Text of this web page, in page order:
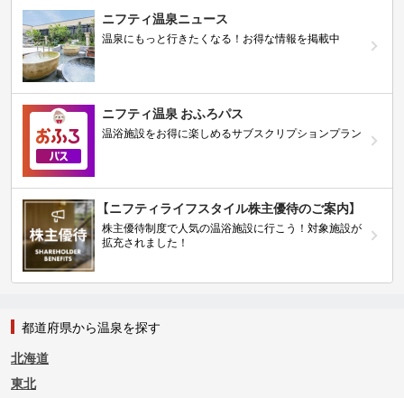
ニフティ温泉ニュース
温泉にもっと行きたくなる！お得な情報を掲載中
ニフティ温泉 おふろパス
温浴施設をお得に楽しめるサブスクリプションプラン
【ニフティライフスタイル株主優待のご案内】
株主優待制度で人気の温浴施設に行こう！対象施設が
拡充されました！
都道府県から温泉を探す
北海道
東北